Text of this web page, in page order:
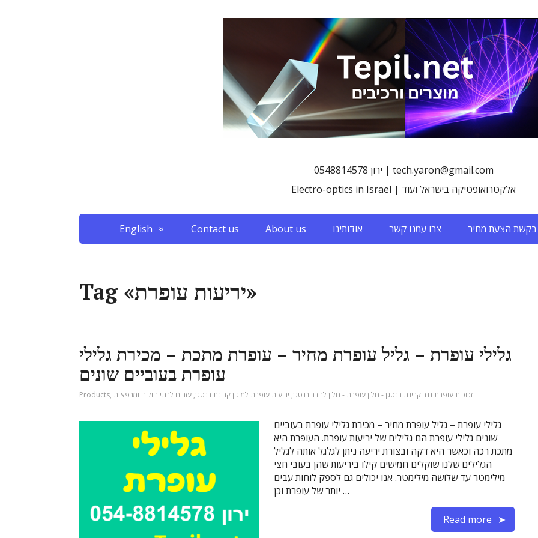
0548814578 ירון | tech.yaron@gmail.com
Electro-optics in Israel | אלקטרואופטיקה בישראל ועוד
English Contact us About us אודותינו צרו עמנו קשר בקשת הצעת מחיר
Tag «יריעות עופרת»
גלילי עופרת – גליל עופרת מחיר – עופרת מתכת – מכירת גלילי
עופרת בעוביים שונים
Products, זכוכית עופרת נגד קרינת רנטגן - חלון עופרת - חלון לחדר רנטגן, יריעות עופרת למיגון קרינת רנטגן, עזרים לבתי חולים ומרפאות
גלילי עופרת – גליל עופרת מחיר – מכירת גלילי עופרת בעוביים
שונים גלילי עופרת הם גלילים של יריעות עופרת. העופרת היא
מתכת רכה וכאשר היא דקה ובצורת יריעה ניתן לגלגל אותה לגליל
הגלילים שלנו שוקלים חמישים קילו ביריעות שהן בעובי חצי
מילימטר עד שלושה מילימטר. אנו יכולים גם לספק לוחות עבים
יותר של עופרת וכן …
Read more